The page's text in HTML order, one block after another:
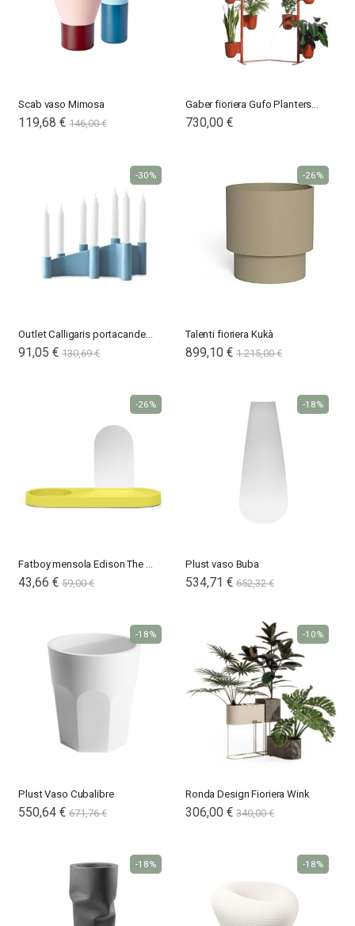
Scab vaso Mimosa
119,68 € 146,00 €
Gaber fioriera Gufo Planters Kit1
730,00 €
Outlet Calligaris portacandele Cathedral
91,05 € 130,69 €
-30%
Talenti fioriera Kukà
899,10 € 1.215,00 €
-26%
Fatboy mensola Edison The Petit Residence
43,66 € 59,00 €
-26%
Plust vaso Buba
534,71 € 652,32 €
-18%
Plust Vaso Cubalibre
550,64 € 671,76 €
-18%
Ronda Design Fioriera Wink
306,00 € 340,00 €
-10%
-18% -18%